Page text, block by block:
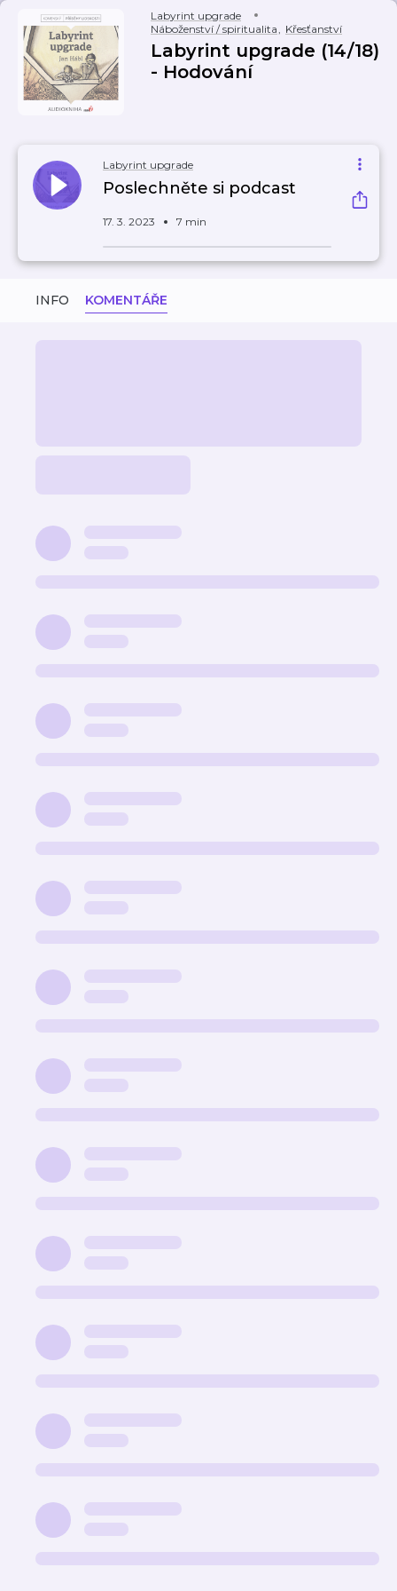
Labyrint upgrade
Náboženství / spiritualita, Křesťanství
Labyrint upgrade (14/18)
- Hodování
Labyrint upgrade
Poslechněte si podcast
17. 3. 2023 7 min
INFO KOMENTÁŘE